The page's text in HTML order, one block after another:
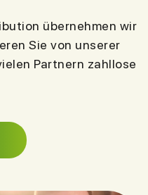
übernehmen wir
Sie von unserer
Partnern zahllose